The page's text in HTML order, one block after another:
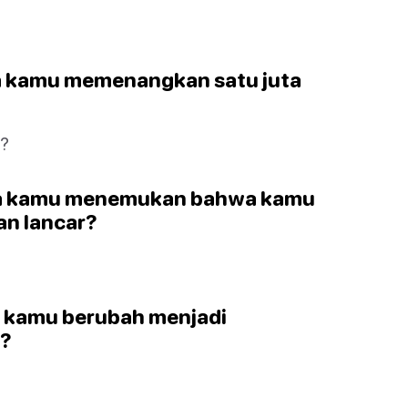
memenangkan satu juta
menemukan bahwa kamu
lancar?
berubah menjadi